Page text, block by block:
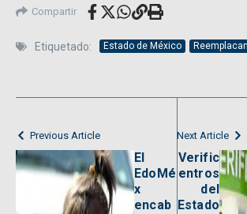
Compartir
Etiquetado: Estado de México
Previous Article
El
EdoMé
x
encab
Next Article
Verific
entros
del
Estado